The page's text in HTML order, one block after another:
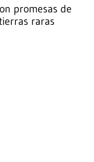
promesas de
raras